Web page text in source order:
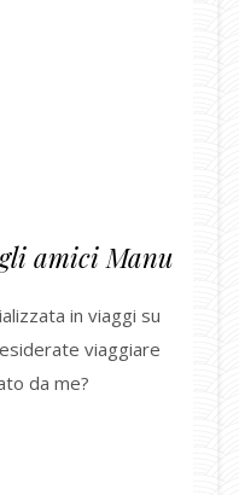
amici Manu
in viaggi su
viaggiare
da me?